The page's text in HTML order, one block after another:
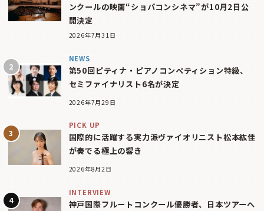
ンクールの映画“ショパコンシネマ”が10月2日公
開決定
2026年7月31日
NEWS
第50回ピティナ・ピアノコンペティション特級、
セミファイナリスト6名が決定
2026年7月29日
PICK UP
国際的に活躍する実力派ヴァイオリニスト松本紘佳
が奏でる極上の響き
2026年8月2日
INTERVIEW
神戸国際フルートコンクール優勝者、日本ツアーへ